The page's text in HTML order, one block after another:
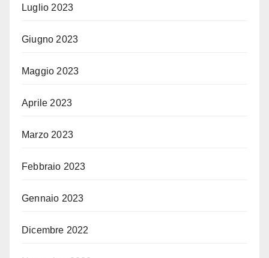
Luglio 2023
Giugno 2023
Maggio 2023
Aprile 2023
Marzo 2023
Febbraio 2023
Gennaio 2023
Dicembre 2022